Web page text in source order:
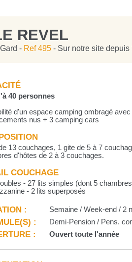
REVEL
- Ref 495- Sur notre site depuis
40 personnes
d'un espace camping ombragé
nus + 3 camping cars
13 couchages, 1 gite de 5 à 7
d'hôtes de 2 à 3 couchages.
COUCHAGE
- 27 lits simples (dont 5
- 2 lits superposés
: Semaine / Week-end / 2
: Demi-Pension / Pens.
: Ouvert toute l'année